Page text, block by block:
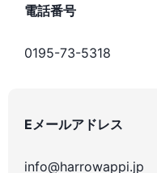
電話番号
0195-73-5318
Eメールアドレス
info@harrowappi.jp